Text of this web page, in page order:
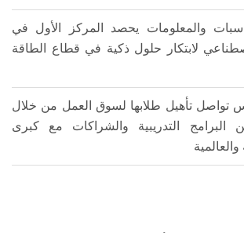
والمعلومات يحصد المركز الأول في
لابتكار حلول ذكية في قطاع الطاقة
تأهيل طلابها لسوق العمل من خلال
البرامج التدريبية والشراكات مع كبرى